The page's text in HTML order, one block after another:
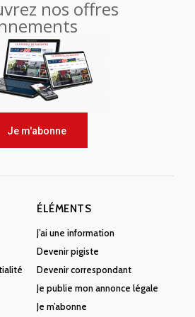
nos offres
Je m'abonne
ÉLÉMENTS
J’ai une information
Devenir pigiste
Devenir correspondant
Je publie mon annonce légale
Je m’abonne